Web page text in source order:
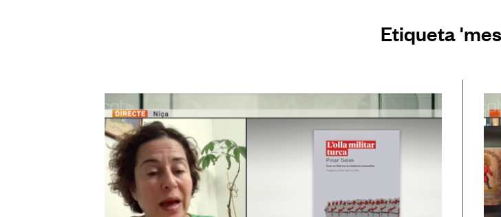
Etiqueta